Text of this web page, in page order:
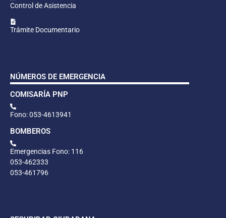
Control de Asistencia
Trámite Documentario
NÚMEROS DE EMERGENCIA
COMISARÍA PNP
Fono: 053-4613941
BOMBEROS
Emergencias Fono: 116
053-462333
053-461796